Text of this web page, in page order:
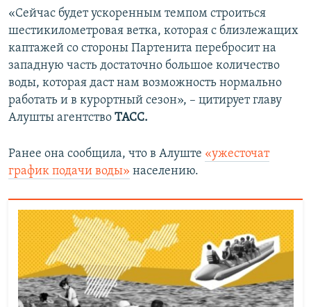
«Сейчас будет ускоренным темпом строиться
шестикилометровая ветка, которая с близлежащих
каптажей со стороны Партенита перебросит на
западную часть достаточно большое количество
воды, которая даст нам возможность нормально
работать и в курортный сезон», – цитирует главу
Алушты агентство ТАСС.
Ранее она сообщила, что в Алуште «ужесточат
график подачи воды» населению.